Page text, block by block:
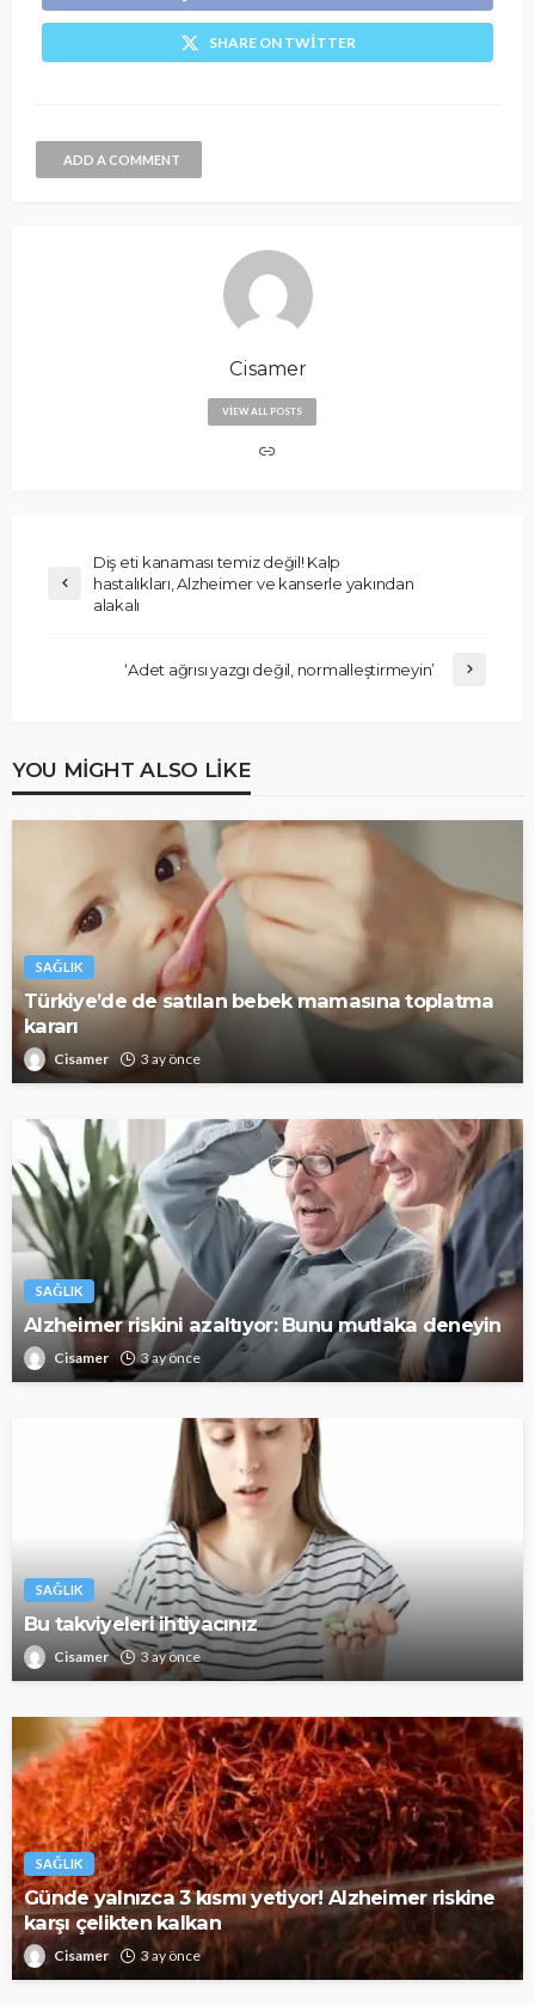
SHARE ON TWITTER
ADD A COMMENT
Cisamer
VIEW ALL POSTS
Diş eti kanaması temiz değil! Kalp
hastalıkları, Alzheimer ve kanserle yakından
alakalı
‘Adet ağrısı yazgı değil, normalleştirmeyin’
YOU MIGHT ALSO LIKE
SAĞLIK
Türkiye’de de satılan bebek mamasına toplatma
kararı
Cisamer 3 ay önce
SAĞLIK
Alzheimer riskini azaltıyor: Bunu mutlaka deneyin
Cisamer 3 ay önce
SAĞLIK
Bu takviyeleri ihtiyacınız
Cisamer 3 ay önce
SAĞLIK
Günde yalnızca 3 kısmı yetiyor! Alzheimer riskine
karşı çelikten kalkan
Cisamer 3 ay önce